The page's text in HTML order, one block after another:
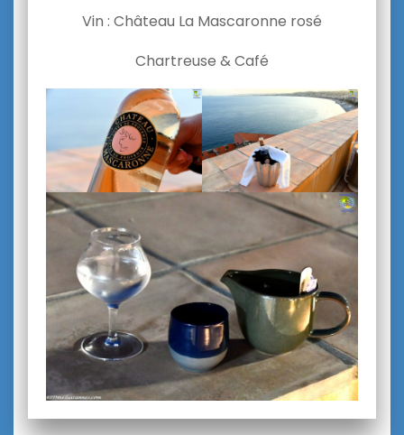
Vin : Château La Mascaronne rosé
Chartreuse & Café